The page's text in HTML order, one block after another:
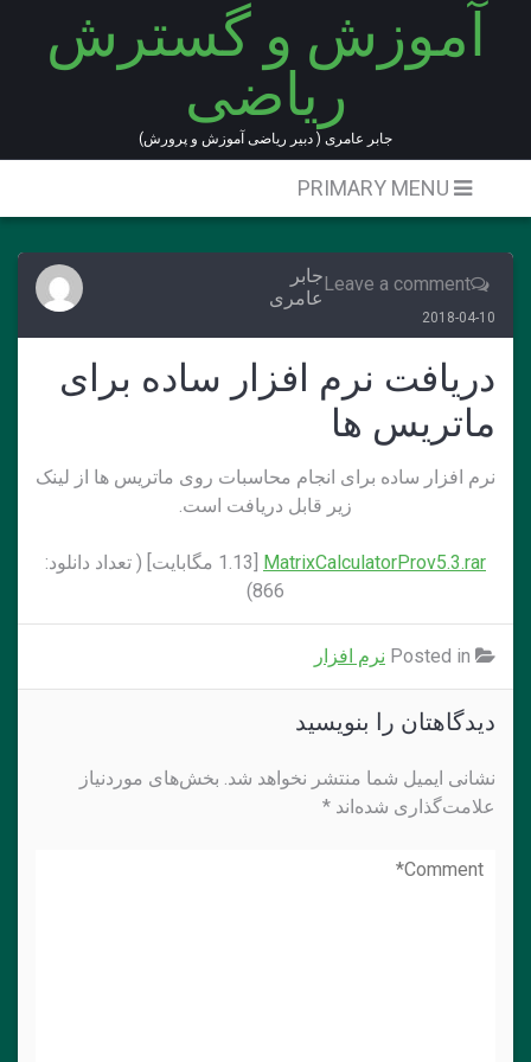
آموزش و گسترش
ریاضی
جابر عامری ( دبیر ریاضی آموزش و پرورش)
Leave a commentجابر
عامری
2018-04-10
دریافت نرم افزار ساده برای
ماتریس ها
نرم افزار ساده برای انجام محاسبات روی ماتریس ها از لینک
زیر قابل دریافت است.
MatrixCalculatorProv5.3.rar
[1.13 مگابايت] ( تعداد دانلود:
866)
نرم افزار
دیدگاهتان را بنویسید
نشانی ایمیل شما منتشر نخواهد شد. بخش‌های موردنیاز
علامت‌گذاری شده‌اند *